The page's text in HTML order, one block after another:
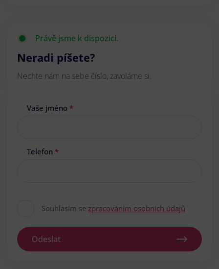
Právě jsme k dispozici.
Neradi píšete?
Nechte nám na sebe číslo, zavoláme si.
Vaše jméno *
Telefon *
Souhlasím se zpracováním osobních údajů
Odeslat